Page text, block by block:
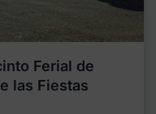
Ferial de
las Fiestas